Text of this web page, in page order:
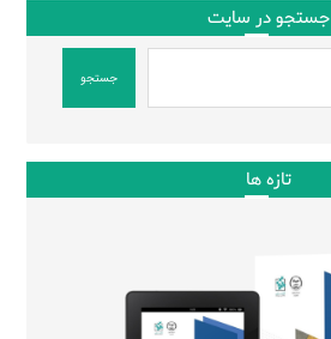
جستجو در سایت
جستجو
تازه ها